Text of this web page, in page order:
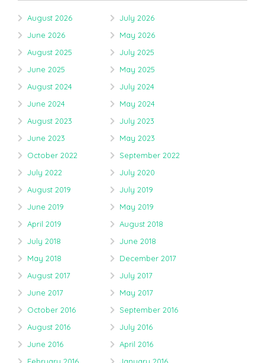
August 2026
July 2026
June 2026
May 2026
August 2025
July 2025
June 2025
May 2025
August 2024
July 2024
June 2024
May 2024
August 2023
July 2023
June 2023
May 2023
October 2022
September 2022
July 2022
July 2020
August 2019
July 2019
June 2019
May 2019
April 2019
August 2018
July 2018
June 2018
May 2018
December 2017
August 2017
July 2017
June 2017
May 2017
October 2016
September 2016
August 2016
July 2016
June 2016
April 2016